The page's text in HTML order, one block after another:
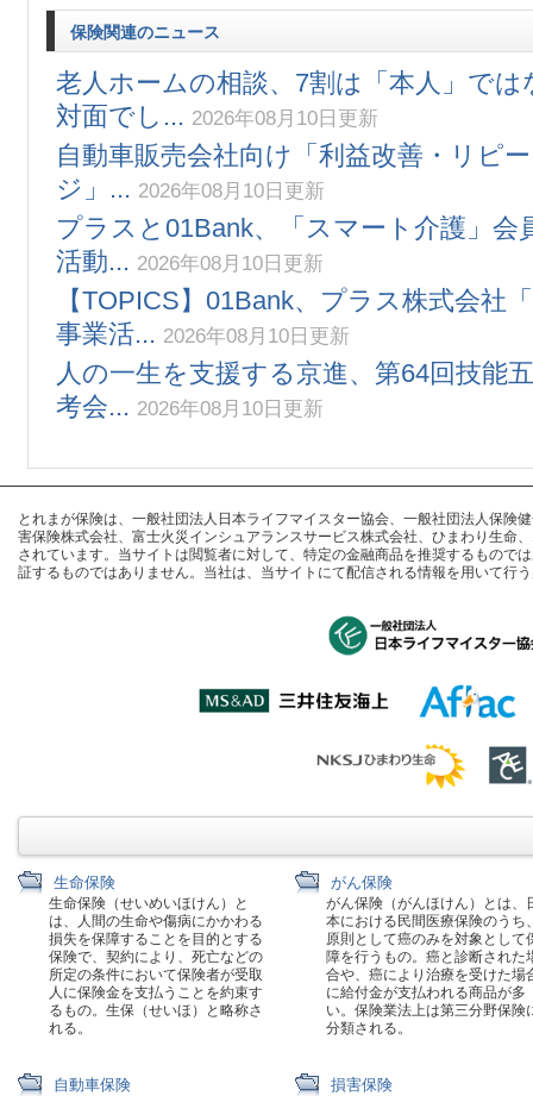
保険関連のニュース
老人ホームの相談、7割は「本人」で
対面でし... 2026年08月10日更新
自動車販売会社向け「利益改善・リピ
ジ」... 2026年08月10日更新
プラスと01Bank、「スマート介護」会
活動... 2026年08月10日更新
【TOPICS】01Bank、プラス株式会社
事業活... 2026年08月10日更新
人の一生を支援する京進、第64回技能
考会... 2026年08月10日更新
とれまが保険は、一般社団法人日本ライフマイスター協会、一般社団法人保
害保険株式会社、富士火災インシュアランスサービス株式会社、ひまわり生命
されています。当サイトは閲覧者に対して、特定の金融商品を推奨するもので
証するものではありません。当社は、当サイトにて配信される情報を用いて行
生命保険
生命保険（せいめいほけん）と
は、人間の生命や傷病にかかわる
損失を保障することを目的とする
保険で、契約により、死亡などの
所定の条件において保険者が受取
人に保険金を支払うことを約束す
るもの。生保（せいほ）と略称さ
れる。
がん保険
がん保険（がんほけん）とは、
本における民間医療保険のうち
原則として癌のみを対象として
障を行うもの。癌と診断された
合や、癌により治療を受けた場
に給付金が支払われる商品が多
い。保険業法上は第三分野保険
分類される。
自動車保険 損害保険